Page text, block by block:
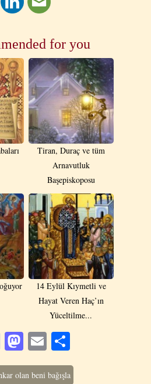
for you
Tiran, Duraç ve tüm
Arnavutluk
Başepiskoposu
14 Eylül Kıymetli ve
Hayat Veren Haç’ın
Yüceltilme...
Facebook
Mastodon
Email
olan beni bağışla